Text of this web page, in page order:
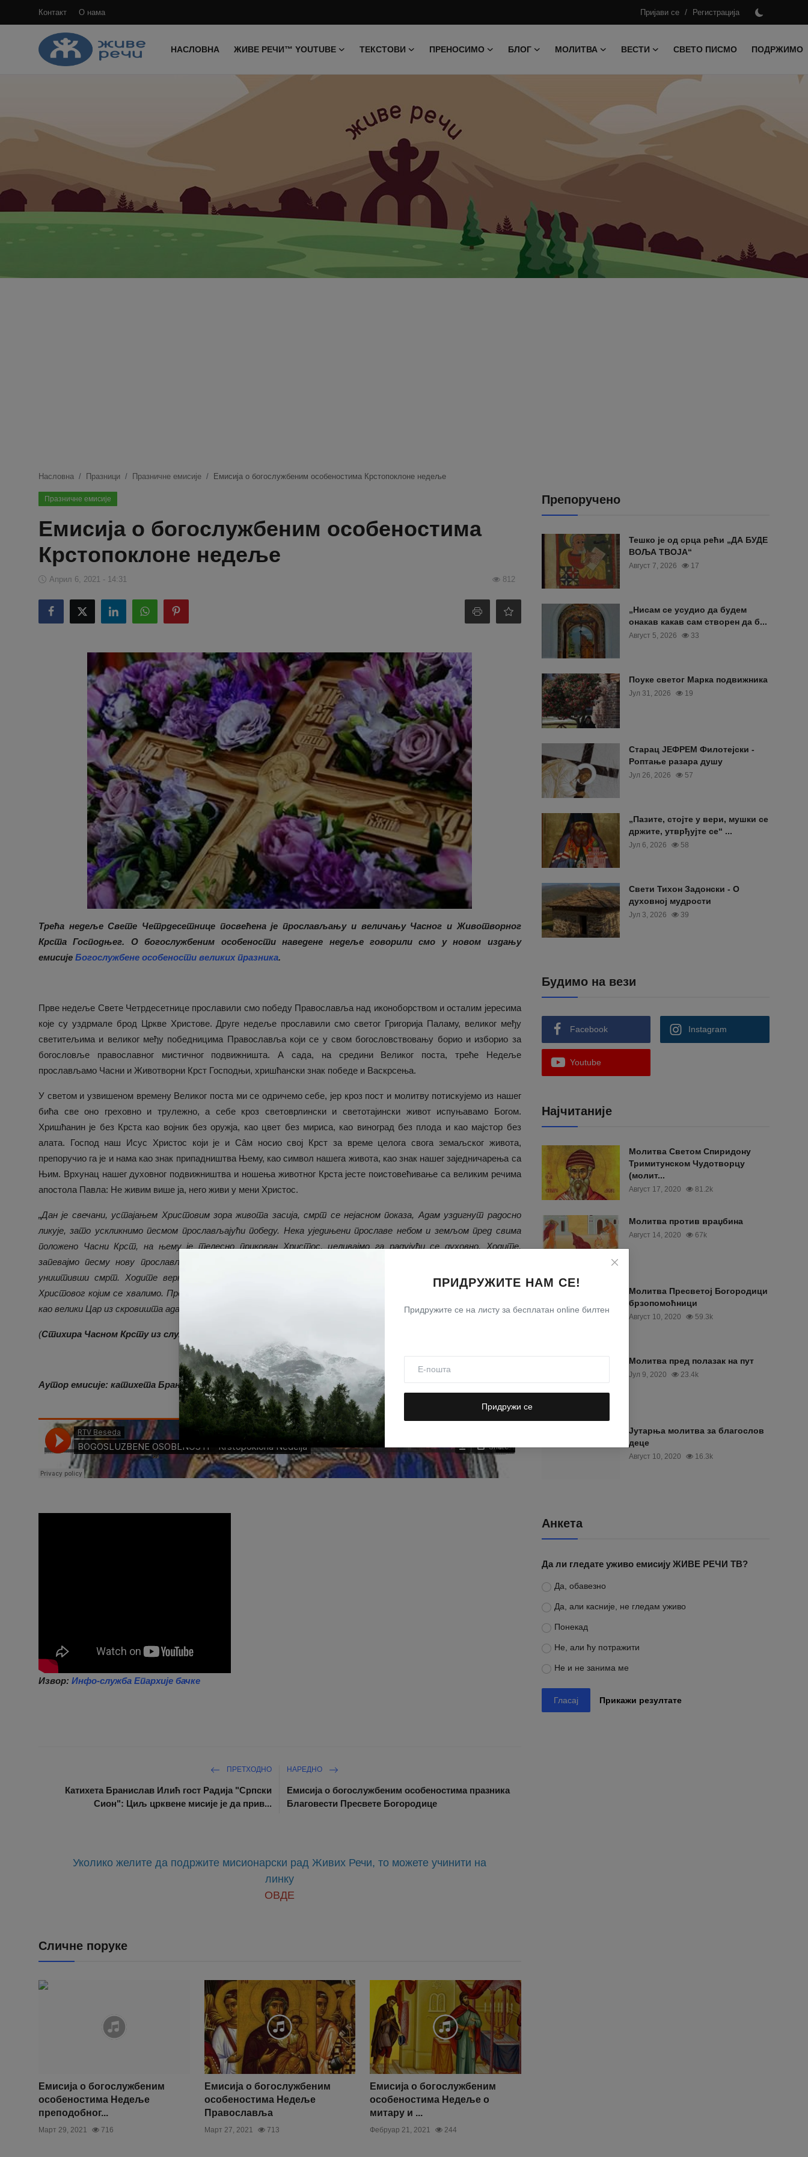
Контакт О нама Пријави се / Регистрација
НАСЛОВНА ЖИВЕ РЕЧИ™ YOUTUBE ТЕКСТОВИ ПРЕНОСИМО БЛОГ МОЛИТВА ВЕСТИ СВЕТО ПИСМО
ПОДРЖИМО
Пријави
Контакт
О нама
Живе Речи™ YouTube
ПРИДРУЖИТЕ НАМ СЕ!
Придружите се на листу за бесплатан online билтен
Придружи се
Насловна Празници Празничне емисије Емисија о богослужбеним особеностима Крстопоклоне недеље
Празничне емисије
Емисија о богослужбеним особеностима
Крстопоклоне недеље
Април 6, 2021 - 14:31 812
Трећа недеље Свете Четрдесетнице посвећена је прослављању и величању Часног и Животворног
Крста Господњег. О богослужбеним особености наведене недеље говорили смо у новом издању
емисије Богослужбене особености великих празника.
Прве недеље Свете Четрдесетнице прославили смо победу Православља над иконоборством и осталим јересима
које су уздрмале брод Цркве Христове. Друге недеље прославили смо светог Григорија Паламу, великог међу
светитељима и великог међу победницима Православља који се у свом богословствовању борио и изборио за
богословље православног мистичног подвижништа. А сада, на средини Великог поста, треће Недеље
прослављамо Часни и Животворни Крст Господњи, хришћански знак победе и Васкрсења.
У светом и узвишеном времену Великог поста ми се одричемо себе, јер кроз пост и молитву потискујемо из нашег
бића све оно греховно и трулежно, а себе кроз световрлински и светотајински живот испуњавамо Богом.
Хришћанин је без Крста као војник без оружја, као цвет без мириса, као виноград без плода и као мајстор без
алата. Господ наш Исус Христос који је и Сâм носио свој Крст за време целога свога земаљског живота,
препоручио га је и нама као знак припадништва Њему, као символ нашега живота, као знак нашег заједничарења са
Њим. Врхунац нашег духовног подвижништва и ношења животног Крста јесте поистовећивање са великим речима
апостола Павла: Не живим више ја, него живи у мени Христос.
„Дан је свечани, устајањем Христовим зора живота засија, смрт се нејасном показа, Адам уздигнут радосно
ликује, зато ускликнимо песмом прослављајући победу. Нека уједињени прославе небом и земљом пред свима
положено Часни Крст, на њему је телесно прикован Христос, целивајмо га радујући се духовно. Ходите,
запевајмо песму нову прослављајући разрушење ада, из гроба васкрсе Христос и подари спасење свима
уништивши смрт. Ходите верни, захватите не воду из стварног извора изходећу, већ од извора Крста
Христовог којим се хвалимо. Просветљење задобимо клањајући му се. Васкрсао си Христе уништивши смрт,
као велики Цар из скровишта ада позвао си нас у радост небеског царства у земљу бесмртности.”
(Стихира Часном Крсту из службе Крстопоклоне недеље
Аутор емисије: катихета Бранислав Илић
Извор: Инфо-служба Епархије бачке
ПРЕТХОДНО
Катихета Бранислав Илић гост Радија "Српски
Сион": Циљ црквене мисије је да прив...
НАРЕДНО
Емисија о богослужбеним особеностима празника
Благовести Пресвете Богородице
Уколико желите да подржите мисионарски рад Живих Речи, то можете учинити на
линку
ОВДЕ
Сличне поруке
Емисија о богослужбеним
особеностима Недеље
преподобног...
Март 29, 2021 716
Емисија о богослужбеним
особеностима Недеље
Православља
Март 27, 2021 713
Емисија о богослужбеним
особеностима Недеље о
митару и ...
Фебруар 21, 2021 244
Препоручено
Тешко је од срца рећи „ДА БУДЕ
ВОЉА ТВОЈА“
Август 7, 2026 17
„Нисам се усудио да будем
онакав какав сам створен да б...
Август 5, 2026 33
Поуке светог Марка подвижника
Јул 31, 2026 19
Старац ЈЕФРЕМ Филотејски -
Роптање разара душу
Јул 26, 2026 57
„Пазите, стојте у вери, мушки се
држите, утврђујте се“ ...
Јул 6, 2026 58
Свети Тихон Задонски - О
духовној мудрости
Јул 3, 2026 39
Будимо на вези
Facebook Instagram
Youtube
Најчитаније
Moлитва Светом Спиридону
Тримитунском Чудотворцу
(молит...
Август 17, 2020 81.2k
Молитва против враџбина
Август 14, 2020 67k
Молитва Пресветој Богородици
брзопомоћници
Август 10, 2020 59.3k
Молитва пред полазак на пут
Јул 9, 2020 23.4k
Јутарња молитва за благослов
деце
Август 10, 2020 16.3k
Анкета
Да ли гледате уживо емисију ЖИВЕ РЕЧИ ТВ?
Да, обавезно
Да, али касније, не гледам уживо
Понекад
Не, али ћу потражити
Не и не занима ме
Гласај Прикажи резултате